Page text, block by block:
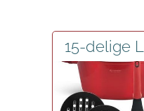
15-delige